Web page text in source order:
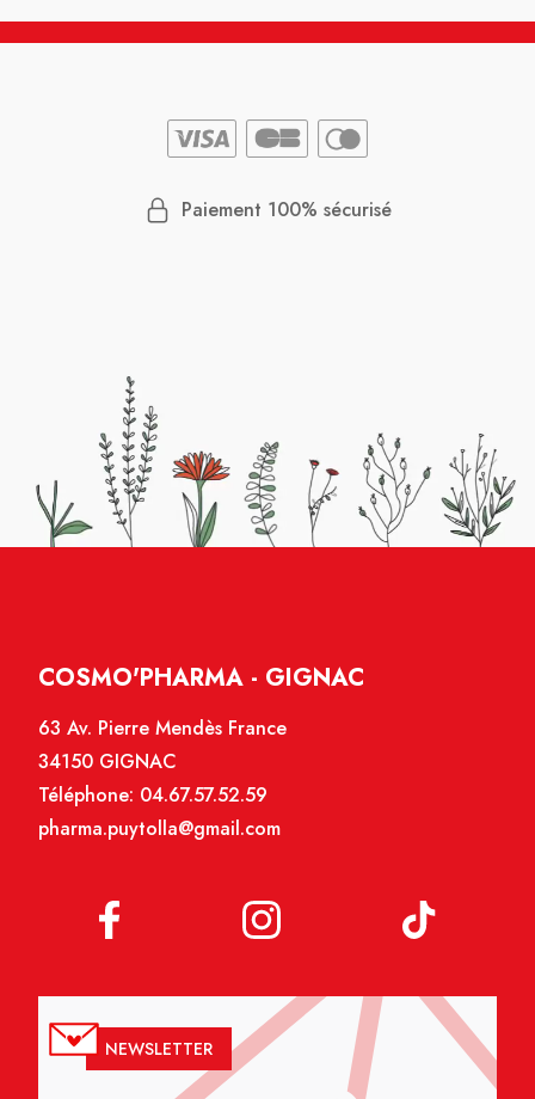
Paiement 100% sécurisé
COSMO'PHARMA - GIGNAC
63 Av. Pierre Mendès France
34150 GIGNAC
Téléphone: 04.67.57.52.59
pharma.puytolla@gmail.com
NEWSLETTER